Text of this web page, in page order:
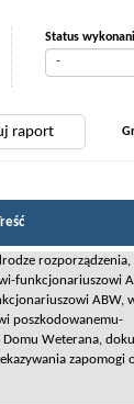
Status
funkcjonariuszowi
ABW,
poszkodowanemu-
Weterana,
zapomogi